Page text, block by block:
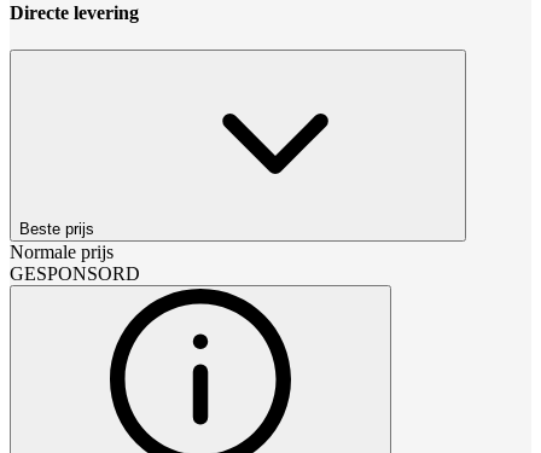
Directe levering
Beste prijs
Normale prijs
GESPONSORD